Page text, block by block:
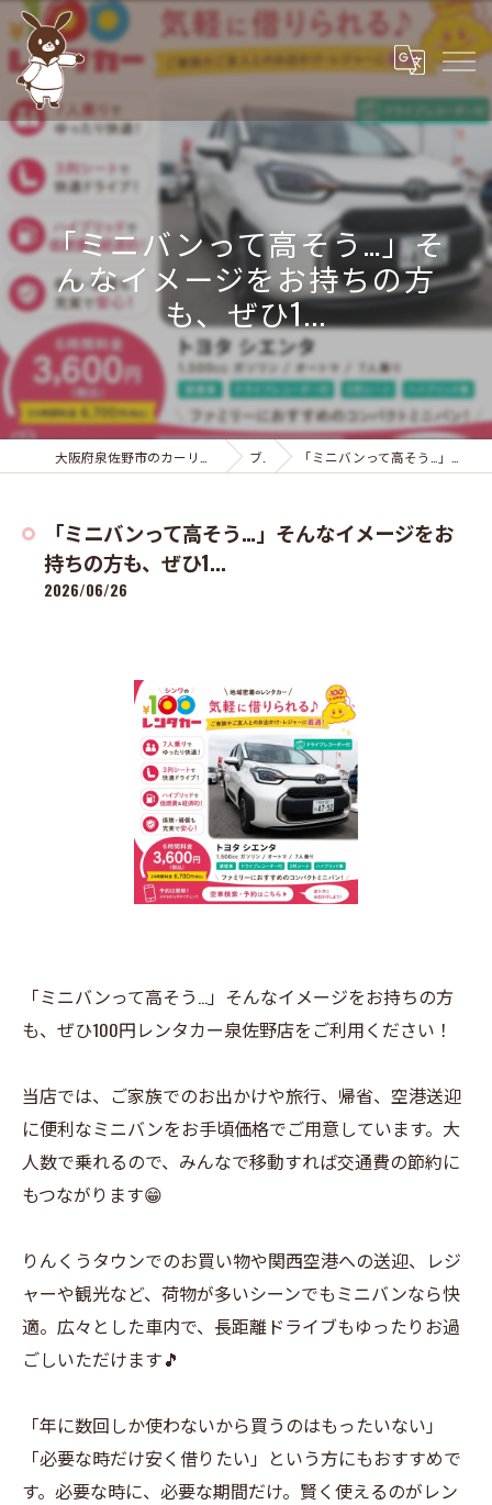
「ミニバンって高そう…」そ
んなイメージをお持ちの方
も、ぜひ1...
ブログ 「ミニバンって高そう…」そんなイメージをお持ちの方も、ぜひ1...
「ミニバンって高そう…」そんなイメージをお
持ちの方も、ぜひ1...
2026/06/26
「ミニバンって高そう…」そんなイメージをお持ちの方
も、ぜひ100円レンタカー泉佐野店をご利用ください！
当店では、ご家族でのお出かけや旅行、帰省、空港送迎
に便利なミニバンをお手頃価格でご用意しています。大
人数で乗れるので、みんなで移動すれば交通費の節約に
もつながります😁
りんくうタウンでのお買い物や関西空港への送迎、レジ
ャーや観光など、荷物が多いシーンでもミニバンなら快
適。広々とした車内で、長距離ドライブもゆったりお過
ごしいただけます🎵
「年に数回しか使わないから買うのはもったいない」
「必要な時だけ安く借りたい」という方にもおすすめで
す。必要な時に、必要な期間だけ。賢く使えるのがレン